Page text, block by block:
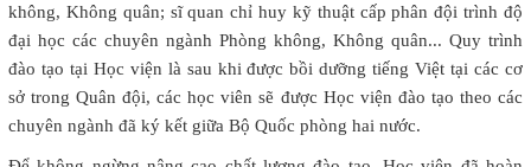
không, Không quân; sĩ quan chỉ huy kỹ thuật cấp phân đội trình độ
đại học các chuyên ngành Phòng không, Không quân... Quy trình
đào tạo tại Học viện là sau khi được bồi dưỡng tiếng Việt tại các cơ
sở trong Quân đội, các học viên sẽ được Học viện đào tạo theo các
chuyên ngành đã ký kết giữa Bộ Quốc phòng hai nước.